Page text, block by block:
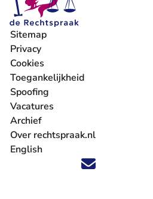
Volg ons op X (Twitter) - U
Volg ons op Facebook - U
Volg ons op Instagram -
Volg ons op Youtube -
Volg ons op
'Blijf op de
Sitemap
Privacy
Cookies
Toegankelijkheid
Spoofing
Vacatures
- U verlaat Rechtspraak.nl
Archief
Over rechtspraak.nl
English